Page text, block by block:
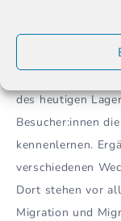
Deutschland ist,
Außenstelle des
Flüchtlinge
des heutigen
Besucher:innen
kennenlernen.
verschiedenen
Dort stehen vor
Migration und